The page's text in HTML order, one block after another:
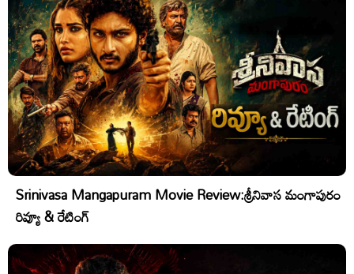
Srinivasa Mangapuram Movie Review:శ్రీనివాస మంగాపురం
రివ్యూ & రేటింగ్